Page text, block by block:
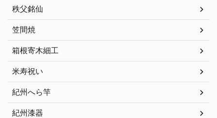
秩父銘仙
笠間焼
箱根寄木細工
米寿祝い
紀州へら竿
紀州漆器